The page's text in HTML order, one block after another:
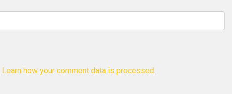
Learn how your comment data is processed.